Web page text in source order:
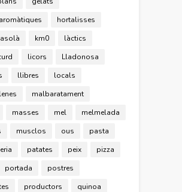
hortalisses
km0
làctics
licors
Lladonosa
llibres
locals
malbaratament
masses mel
melmelada
musclos ous
pasta
patates peix
pizza
portada
postres
productors
quinoa